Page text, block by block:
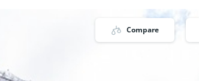
Compare